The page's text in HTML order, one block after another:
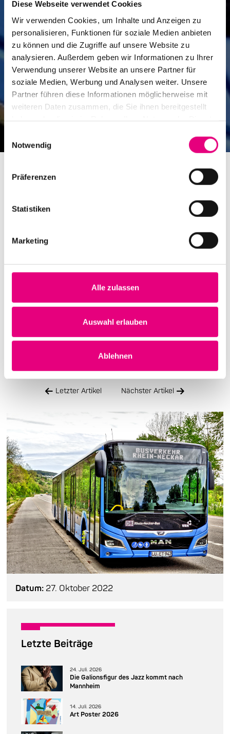
Diese Webseite verwendet Cookies
Wir verwenden Cookies, um Inhalte und Anzeigen zu
personalisieren, Funktionen für soziale Medien anbieten
zu können und die Zugriffe auf unsere Website zu
analysieren. Außerdem geben wir Informationen zu Ihrer
Verwendung unserer Website an unsere Partner für
soziale Medien, Werbung und Analysen weiter. Unsere
Partner führen diese Informationen möglicherweise mit
weiteren Daten zusammen, die Sie ihnen bereitgestellt
Notwendig
Präferenzen
Statistiken
Marketing
Alle zulassen
Auswahl erlauben
Ablehnen
Shuttlebus für Balimaya Project
Am 27.10.2022 findet im Metropolink´s Commissary das
Konzert der BandBalimaya Projectstatt. Um noch
für diesen Abend eine Shuttle-Verbindung
Heidelberger Hauptbahnhof bis zum Commissary.
Entnehmen Sie dafür die Abfahrtzeiten aus dem
Letzter Artikel Nächster Artikel
Datum: 27. Oktober 2022
Letzte Beiträge
24. Juli. 2026
Die Galionsfigur des Jazz kommt nach
Mannheim
14. Juli. 2026
Art Poster 2026